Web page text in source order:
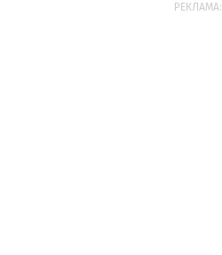
РЕКЛАМА: